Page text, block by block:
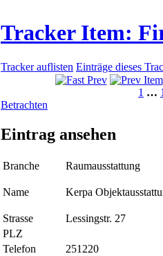
Tracker Item:
Tracker auflisten Einträge dieses
1 …
Betrachten
Eintrag ansehen
Branche Raumausstattung
Name Kerpa
Strasse
Lessingstr. 27
PLZ
Telefon
251220